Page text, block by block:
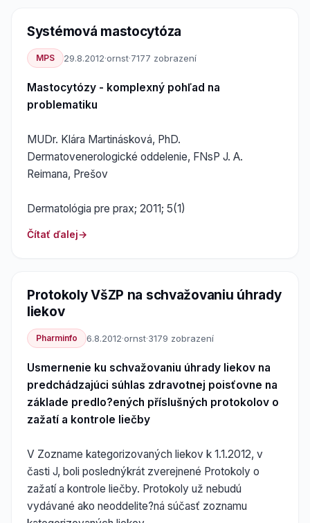
Systémová mastocytóza
MPS 29.8.2012·ornst·7177 zobrazení
Mastocytózy - komplexný pohľad na
problematiku
MUDr. Klára Martinásková, PhD.
Dermatovenerologické oddelenie, FNsP J. A.
Reimana, Prešov
Dermatológia pre prax; 2011; 5(1)
Čítať ďalej
Protokoly VšZP na schvažovaniu úhrady
liekov
Pharminfo 6.8.2012·ornst·3179 zobrazení
Usmernenie ku schvažovaniu úhrady liekov na
predchádzajúci súhlas zdravotnej poisťovne na
základe predlo?ených příslušných protokolov o
zažatí a kontrole liečby
V Zozname kategorizovaných liekov k 1.1.2012, v
časti J, boli poslednýkrát zverejnené Protokoly o
zažatí a kontrole liečby. Protokoly už nebudú
vydávané ako neoddelite?ná súčasť zoznamu